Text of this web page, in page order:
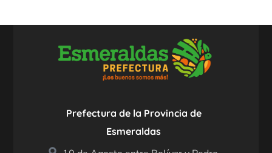
Prefectura de la Provincia de
Esmeraldas